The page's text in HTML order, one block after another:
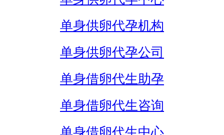
单身供卵代孕机构
单身供卵代孕公司
单身借卵代生助孕
单身借卵代生咨询
单身借卵代生中心